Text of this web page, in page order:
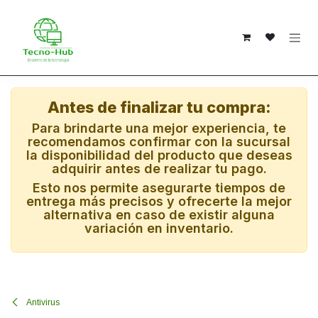
Antes de finalizar tu compra:
Para brindarte una mejor experiencia, te
recomendamos confirmar con la sucursal
la disponibilidad del producto que deseas
adquirir antes de realizar tu pago.
Esto nos permite asegurarte tiempos de
entrega más precisos y ofrecerte la mejor
alternativa en caso de existir alguna
variación en inventario.
Antivirus